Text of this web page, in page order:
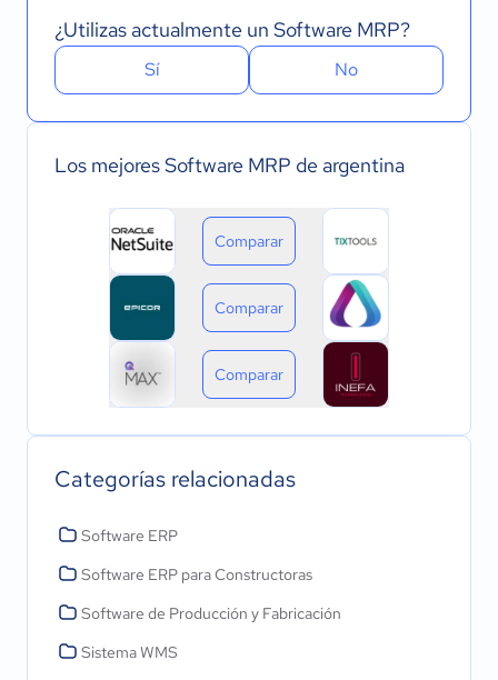
¿Utilizas actualmente un Software MRP?
Sí No
Los mejores Software MRP de argentina
Comparar
Comparar
Comparar
Categorías relacionadas
Software ERP
Software ERP para Constructoras
Software de Producción y Fabricación
Sistema WMS